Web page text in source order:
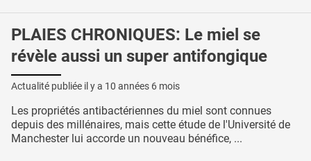
PLAIES CHRONIQUES: Le miel se
révèle aussi un super antifongique
Actualité publiée il y a 10 années 6 mois
Les propriétés antibactériennes du miel sont connues
depuis des millénaires, mais cette étude de l'Université de
Manchester lui accorde un nouveau bénéfice, ...